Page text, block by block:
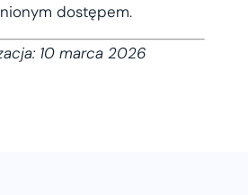
dostępem.
10 marca 2026